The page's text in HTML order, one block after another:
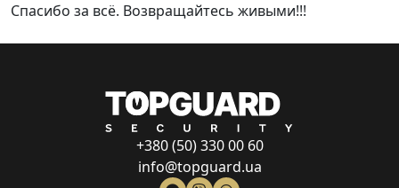
Спасибо за всё. Возвращайтесь живыми!!!
+380 (50) 330 00 60
info@topguard.ua